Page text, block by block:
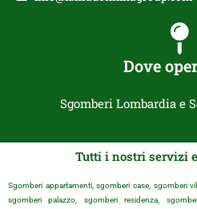
Dove
Sgomberi Lombardia e
Tutti i nostri servizi
Sgomberi appartamenti, sgomberi case, sgomberi
sgomberi palazzo, sgomberi residenza,